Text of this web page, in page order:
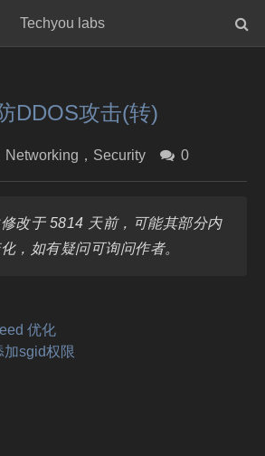
Techyou labs
DDOS攻击(转)
Networking ， Security 0
改于 5814 天前，可能其部分内
，如有疑问可询问作者。
优化
加sgid权限